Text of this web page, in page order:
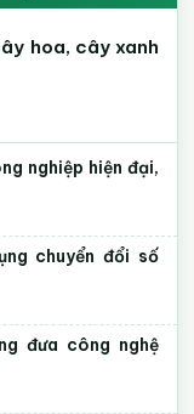
hoa, cây xanh
nghiệp hiện đại,
chuyển đổi số
đưa công nghệ